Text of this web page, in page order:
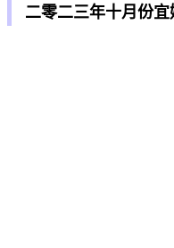
二零二三年十月份宜